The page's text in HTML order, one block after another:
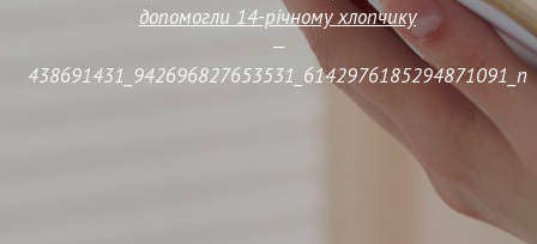
допомогли 14-річному хлопчику
—
438691431_942696827653531_6142976185294871091_n